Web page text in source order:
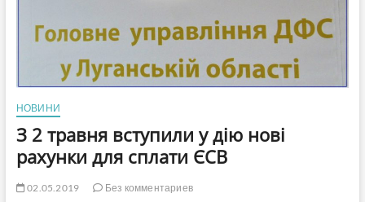
НОВИНИ
З 2 травня вступили у дію нові
рахунки для сплати ЄСВ
02.05.2019
Без комментариев